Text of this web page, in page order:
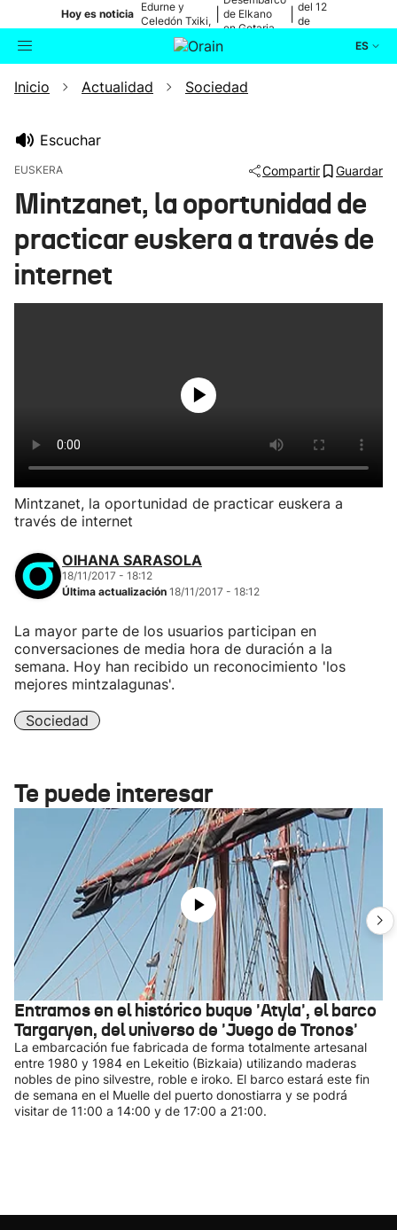
Hoy es noticia
Edurne y
Celedón Txiki,
en directo
de Elkano
en Getaria
del 12
de
ES
Buscador Actualidad
Ikusmiran
Inicio Actualidad Sociedad
Escuchar
EUSKERA Compartir Guardar
Mintzanet, la oportunidad de
practicar euskera a través de
internet
Mintzanet, la oportunidad de practicar euskera a
través de internet
OIHANA SARASOLA
18/11/2017 - 18:12
Última actualización 18/11/2017 - 18:12
La mayor parte de los usuarios participan en
conversaciones de media hora de duración a la
semana. Hoy han recibido un reconocimiento 'los
mejores mintzalagunas'.
Sociedad
Te puede interesar
Entramos en el histórico buque 'Atyla', el barco
Targaryen, del universo de 'Juego de Tronos'
La embarcación fue fabricada de forma totalmente artesanal
entre 1980 y 1984 en Lekeitio (Bizkaia) utilizando maderas
nobles de pino silvestre, roble e iroko. El barco estará este fin
de semana en el Muelle del puerto donostiarra y se podrá
visitar de 11:00 a 14:00 y de 17:00 a 21:00.